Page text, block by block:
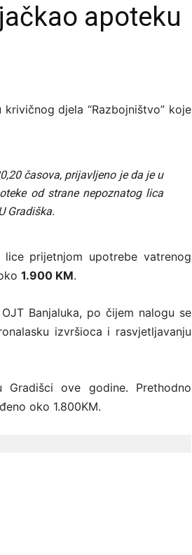
apoteku
djela “Razbojništvo” koje
časova, prijavljeno je da je u
od strane nepoznatog lica
Gradiška.
prijetnjom upotrebe vatrenog
1.900 KM.
Banjaluka, po čijem nalogu se
izvršioca i rasvjetljavanju
ove godine. Prethodno
oko 1.800KM.